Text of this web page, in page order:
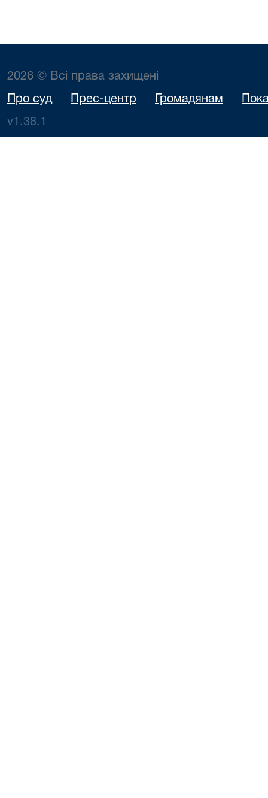
2026 © Всі права захищені
Про суд Прес-центр Громадянам
v1.38.1